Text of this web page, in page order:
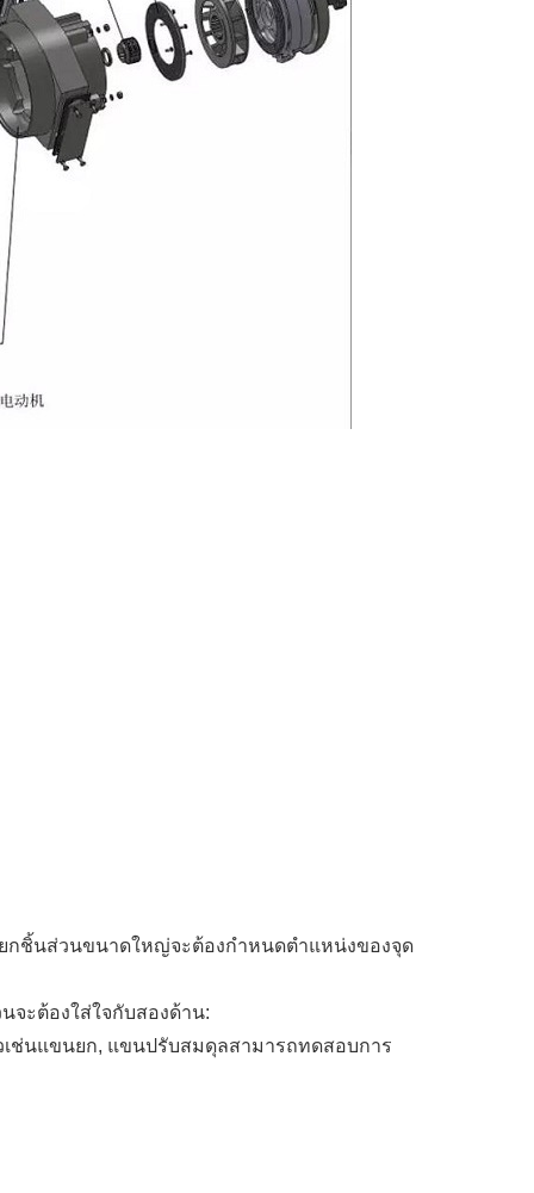
กชิ้นส่วนขนาดใหญ่จะต้องกำหนดตำแหน่งของจุด
จะต้องใส่ใจกับสองด้าน:
ช่นแขนยก, แขนปรับสมดุลสามารถทดสอบการ